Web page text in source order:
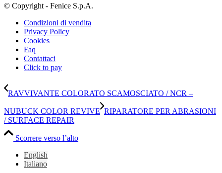
© Copyright - Fenice S.p.A.
Condizioni di vendita
Privacy Policy
Cookies
Faq
Contattaci
Click to pay
RAVVIVANTE COLORATO SCAMOSCIATO / NCR –
NUBUCK COLOR REVIVE RIPARATORE PER ABRASIONI
/ SURFACE REPAIR
Scorrere verso l’alto
English
Italiano